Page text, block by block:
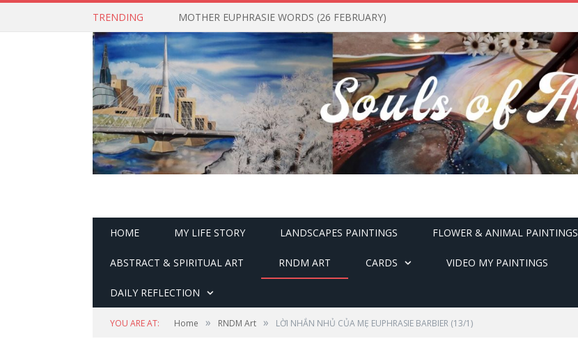
TRENDING MOTHER EUPHRASIE WORDS (26 FEBRUARY)
HOME MY LIFE STORY LANDSCAPES PAINTINGS FLOWER & ANIMAL PAINTINGS
ABSTRACT & SPIRITUAL ART RNDM ART CARDS VIDEO MY PAINTINGS
DAILY REFLECTION
YOU ARE AT: Home » RNDM Art » LỜI NHẮN NHỦ CỦA MẸ EUPHRASIE BARBIER (13/1)